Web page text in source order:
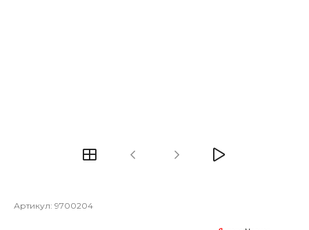
Артикул: 9700204